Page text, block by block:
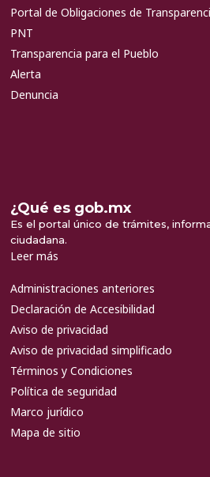
Portal de Obligaciones de
PNT
Transparencia para el Pueblo
Alerta
Denuncia
¿Qué es gob.mx
Es el portal único de trámites,
ciudadana.
Leer más
Administraciones anteriores
Declaración de Accesibilidad
Aviso de privacidad
Aviso de privacidad simplificado
Términos y Condiciones
Política de seguridad
Marco jurídico
Mapa de sitio